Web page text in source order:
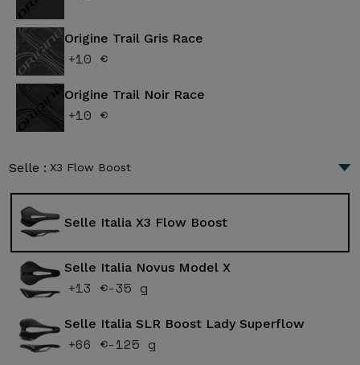
Origine Trail Gris Race
+10 €
Origine Trail Noir Race
+10 €
Selle : X3 Flow Boost
Selle Italia X3 Flow Boost
Selle Italia Novus Model X
+13 €-35 g
Selle Italia SLR Boost Lady Superflow
+66 €-125 g